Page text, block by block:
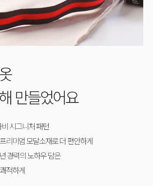
만들었어요
시그니처 패턴
리미엄 모달소재로 더 편안하게
경력의 노하우 담은
적하게